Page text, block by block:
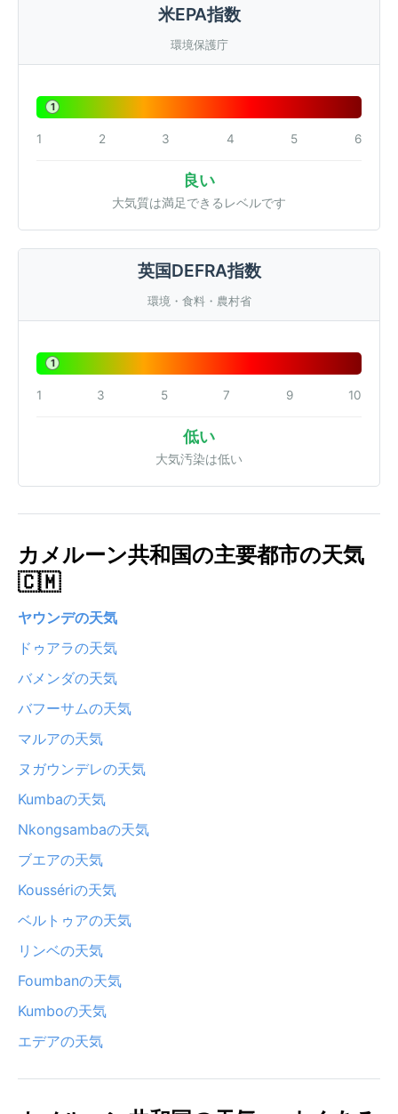
米EPA指数
環境保護庁
1
1 2 3 4 5 6
良い
大気質は満足できるレベルです
英国DEFRA指数
環境・食料・農村省
1
1 3 5 7 9 10
低い
大気汚染は低い
カメルーン共和国の主要都市の天気
🇨🇲
ヤウンデの天気
ドゥアラの天気
バメンダの天気
バフーサムの天気
マルアの天気
ヌガウンデレの天気
Kumbaの天気
Nkongsambaの天気
ブエアの天気
Koussériの天気
ベルトゥアの天気
リンベの天気
Foumbanの天気
Kumboの天気
エデアの天気